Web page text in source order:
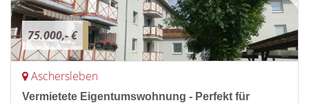
75.000,- €
Aschersleben
Vermietete Eigentumswohnung - Perfekt für